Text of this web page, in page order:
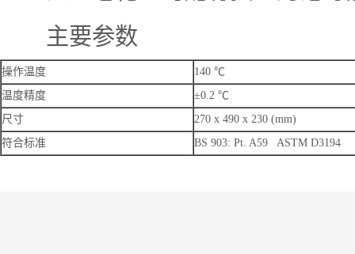
主要参数
操作温度
140 ℃
温度精度
±0.2 ℃
尺寸
270 x 490 x 230 (mm)
符合标准
BS 903: Pt. A59 ASTM D3194